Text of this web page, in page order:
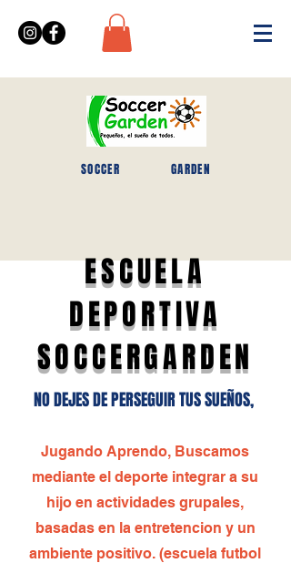
SOCCER GARDEN
ESCUELA
DEPORTIVA
SOCCERGARDEN
NO DEJES DE PERSEGUIR TUS SUEÑOS,
Jugando Aprendo, Buscamos
mediante el deporte integrar a su
hijo en actividades grupales,
basadas en la entretencion y un
ambiente positivo. (escuela futbol